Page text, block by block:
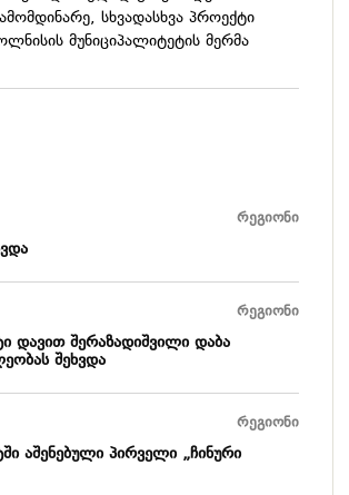
სხვადასხვა პროექტი
მუნიციპალიტეტის მერმა
რეგიონი
რეგიონი
დავით შერაზადიშვილი დაბა
შეხვდა
რეგიონი
აშენებული პირველი „ჩინური